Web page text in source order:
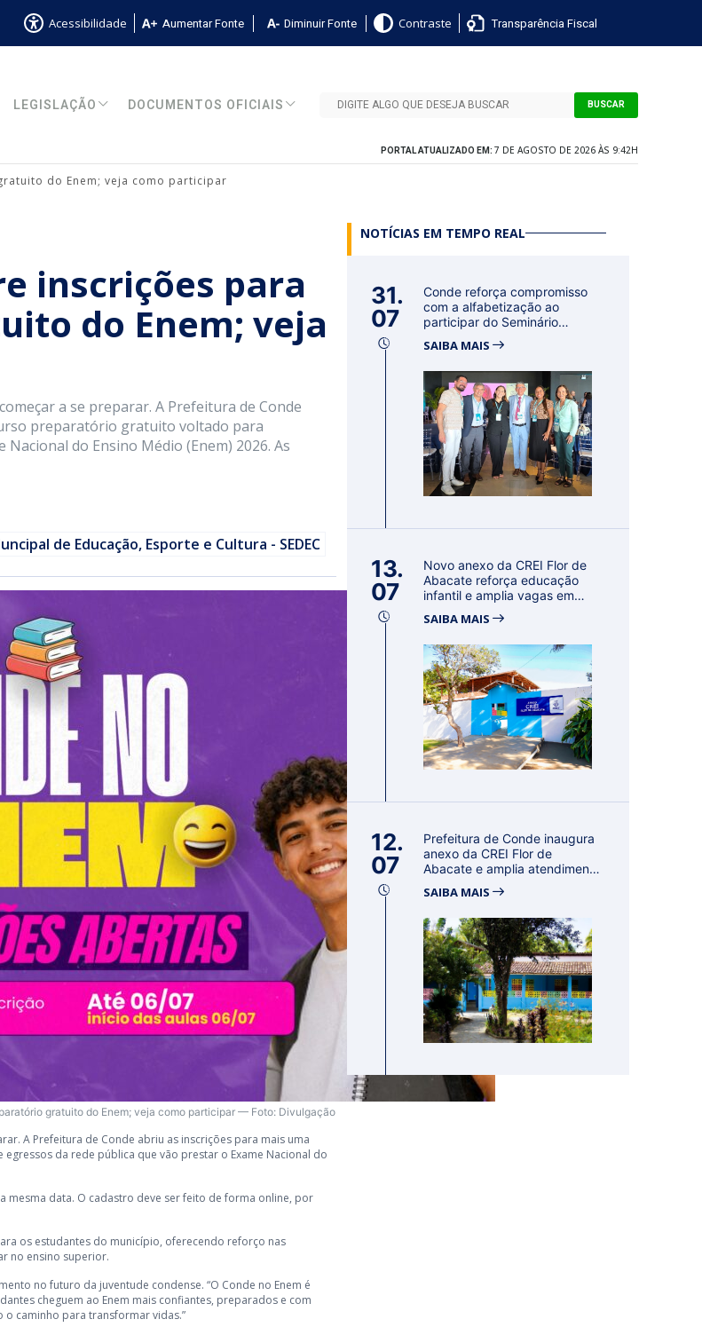
Acessibilidade Aumentar Fonte Diminuir Fonte Contraste Transparência Fiscal
LEGISLAÇÃO DOCUMENTOS OFICIAIS BUSCAR
PORTAL ATUALIZADO EM: 7 DE AGOSTO DE 2026 ÀS 9:42H
do Enem; veja como participar
inscrições para
do Enem; veja
a se preparar. A Prefeitura de Conde
preparatório gratuito voltado para
do Ensino Médio (Enem) 2026. As
de Educação, Esporte e Cultura - SEDEC
gratuito do Enem; veja como participar — Foto: Divulgação
A Prefeitura de Conde abriu as inscrições para mais uma
da rede pública que vão prestar o Exame Nacional do
mesma data. O cadastro deve ser feito de forma online, por
os estudantes do município, oferecendo reforço nas
no ensino superior.
no futuro da juventude condense. “O Conde no Enem é
cheguem ao Enem mais confiantes, preparados e com
o caminho para transformar vidas.”
NOTÍCIAS EM TEMPO REAL
31.
07
Conde reforça compromisso
com a alfabetização ao
participar do Seminário
SAIBA MAIS
13.
07
Novo anexo da CREI Flor de
Abacate reforça educação
infantil e amplia vagas em
SAIBA MAIS
12.
07
Prefeitura de Conde inaugura
anexo da CREI Flor de
Abacate e amplia atendimento
SAIBA MAIS